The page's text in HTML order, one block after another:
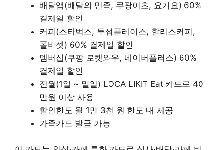
배달앱(배달의 민족, 쿠팡이츠, 요기요) 60%
결제일 할인
커피(스타벅스, 투썸플레이스, 할리스커피,
폴바셋) 60% 결제일 할인
멤버십(쿠팡 로켓와우, 네이버플러스) 60%
결제일 할인
전월(1일 ~ 말일) LOCA LIKIT Eat 카드로 40
만원 이상 사용
할인한도 월 1만 3천 원 한도 내 제공
가족카드 발급 가능